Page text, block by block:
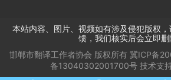
本站内容、图片、视频如有涉及侵犯版权
馈，我们核实后会立即删
邯郸市翻译工作者协会 版权所有冀ICP备
备13040302001700号 技术支